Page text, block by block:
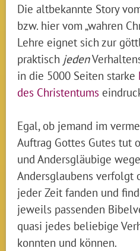
Die altbekannte Story
bzw. hier vom „wahren
Lehre eignet sich zur
praktisch jeden
in die 5000 Seiten starke
des Christentums
Egal, ob jemand im
Auftrag Gottes Gutes tut
und Andersgläubige
Andersglaubens verfolgt
jeder Zeit fanden und
jeweils passenden
quasi jedes beliebige
konnten und können.